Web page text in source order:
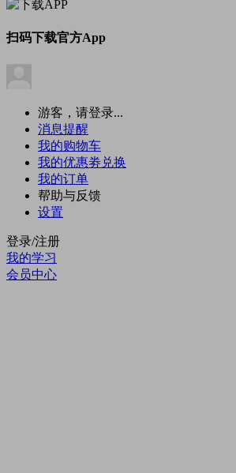
扫码下载官方App
游客，请登录...
消息提醒
我的购物车
我的优惠劵兑换
我的订单
帮助与反馈
设置
登录/注册
我的学习
会员中心